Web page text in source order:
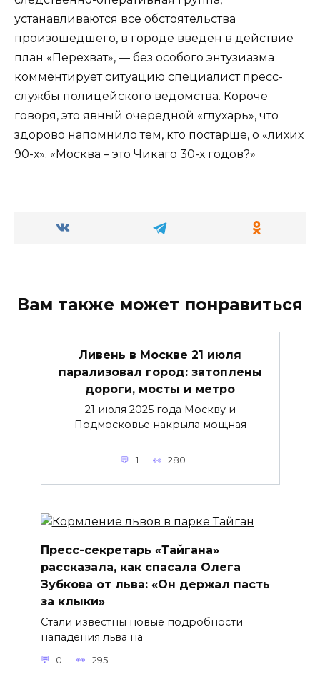
устанавливаются все обстоятельства
произошедшего, в городе введен в действие
план «Перехват», — без особого энтузиазма
комментирует ситуацию специалист пресс-
службы полицейского ведомства. Короче
говоря, это явный очередной «глухарь», что
здорово напомнило тем, кто постарше, о «лихих
90-х». «Москва – это Чикаго 30-х годов?»
Вам также может понравиться
Ливень в Москве 21 июля
парализовал город: затоплены
дороги, мосты и метро
21 июля 2025 года Москву и
Подмосковье накрыла мощная
1 280
Пресс-секретарь «Тайгана»
рассказала, как спасала Олега
Зубкова от льва: «Он держал пасть
за клыки»
Стали известны новые подробности
нападения льва на
0 295